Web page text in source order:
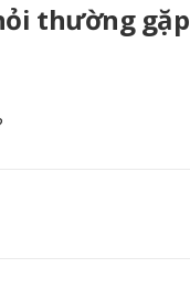
thường gặp